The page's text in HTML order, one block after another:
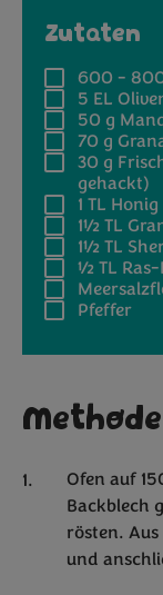
Zutaten
600 -
5 EL
50 g
70 g
30 g
gehackt)
1 TL Honig
1½ TL
1½ TL
½ TL
Pfeffer
Methode
Ofen auf
Backblech
rösten.
und